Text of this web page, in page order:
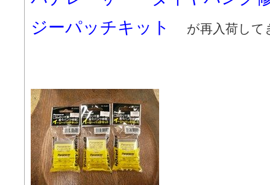
ジーパッチキット
が再入荷して